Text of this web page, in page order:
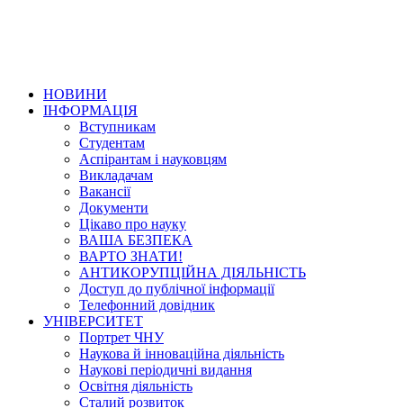
НОВИНИ
ІНФОРМАЦІЯ
Вступникам
Студентам
Аспірантам і науковцям
Викладачам
Вакансії
Документи
Цікаво про науку
ВАША БЕЗПЕКА
ВАРТО ЗНАТИ!
АНТИКОРУПЦІЙНА ДІЯЛЬНІСТЬ
Доступ до публічної інформації
Телефонний довідник
УНІВЕРСИТЕТ
Портрет ЧНУ
Наукова й інноваційна діяльність
Наукові періодичні видання
Освітня діяльність
Сталий розвиток